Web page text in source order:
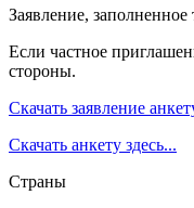
Заявление,
Если частное
стороны.
Скачать заявление
Скачать анкету здесь...
Страны